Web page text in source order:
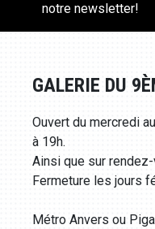
notre newsletter!
GALERIE DU
Ouvert du mercredi
à 19h.
Ainsi que sur
Fermeture les jours
Métro Anvers ou